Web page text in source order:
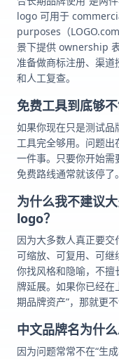
logo 可用于
purposes（
景下提供 ownership
准备做商标注册、渠
和人工复查。
免费工具到底够不
如果你现在只是测试品
工具完全够用。问题出
一件事。只要你开始需
免费路线通常就该停了。
为什么我不建议
logo？
因为大多数人真正要交
可缩放、可复用、可继
你找风格和隐喻，不擅
牌延展。如果你已经在
期品牌资产”，那就更
中文品牌名为什
因为问题常常不在“生